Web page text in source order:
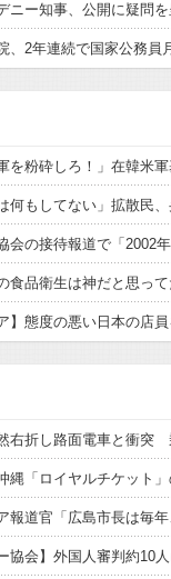
】態度の悪い日本の店